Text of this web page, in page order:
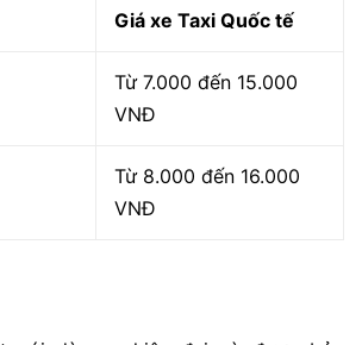
Giá xe Taxi Quốc tế
Từ 7.000 đến 15.000
VNĐ
Từ 8.000 đến 16.000
VNĐ